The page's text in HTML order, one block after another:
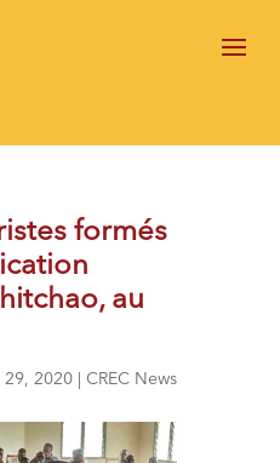
formés
au
29, 2020| CREC News